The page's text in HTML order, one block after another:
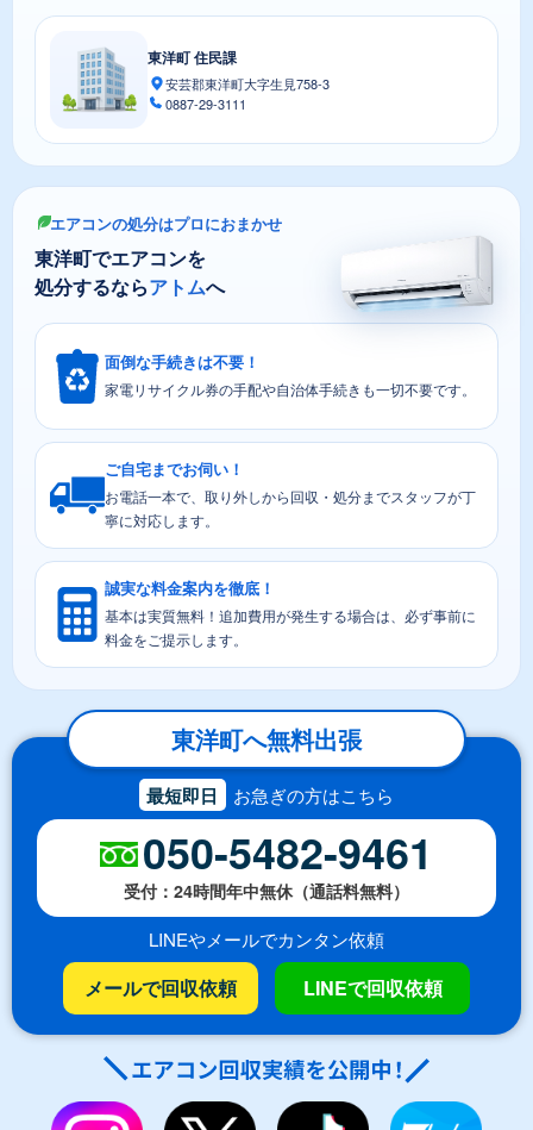
東洋町 住民課
安芸郡東洋町大字生見758-3
0887-29-3111
エアコンの処分はプロにおまかせ
東洋町でエアコンを
処分するならアトムへ
面倒な手続きは不要！
家電リサイクル券の手配や自治体手続きも一切不要です。
ご自宅までお伺い！
お電話一本で、取り外しから回収・処分までスタッフが丁
寧に対応します。
誠実な料金案内を徹底！
基本は実質無料！追加費用が発生する場合は、必ず事前に
料金をご提示します。
東洋町へ無料出張
最短即日 お急ぎの方はこちら
050-5482-9461
受付：24時間年中無休（通話料無料）
LINEやメールでカンタン依頼
メールで回収依頼 LINEで回収依頼